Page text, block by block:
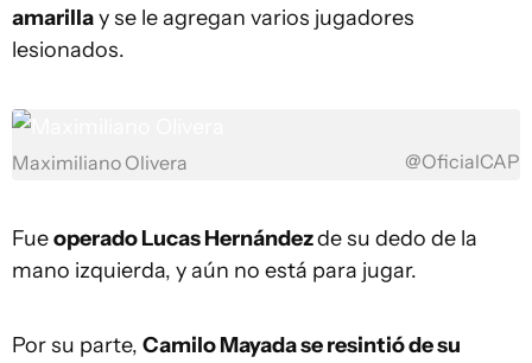
amarillay se le agregan varios jugadores
lesionados.
Maximiliano Olivera @OficialCAP
Fueoperado Lucas Hernándezde su dedo de la
mano izquierda, y aún no está para jugar.
Por su parte, Camilo Mayada se resintió de su